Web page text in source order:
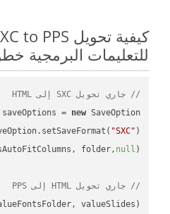
للتعليمات البرمجية
// جاري تحويل SXC إلى HTML
= new
"SXC"
folder, null
// جاري تحويل HTML إلى PPS
valueSlides);